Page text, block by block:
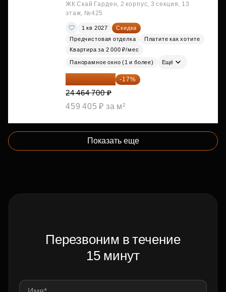
ЖК Скай Гарден, 2 корпус, 3 секция, 13
этаж, №425
1 кв 2027
Скидка
Предчистовая отделка
Платите как хотите
Квартира за 2 000 ₽/мес
Панорамное окно (1 и более) Ещё
20 305 701 ₽ -17%
24 464 700 ₽
459 405 ₽ за м²
Показать еще
Перезвоним в течение
15 минут